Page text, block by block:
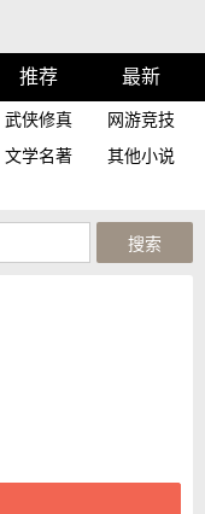
推荐 最新
武侠修真
网游竞技
文学名著 其他小说